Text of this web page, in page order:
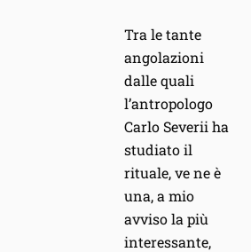
Tra le tante
angolazioni
dalle quali
l’antropologo
Carlo Severii ha
studiato il
rituale, ve ne è
una, a mio
avviso la più
interessante,